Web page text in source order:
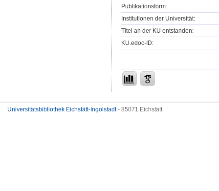
Publikationsform:
Institutionen der Universität:
Titel an der KU entstanden:
KU.edoc-ID:
Universitätsbibliothek Eichstätt-Ingolstadt- 85071 Eichstätt